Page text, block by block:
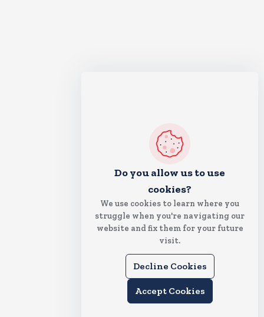
Do you allow us to use
cookies?
We use cookies to learn where you
struggle when you're navigating our
website and fix them for your future
visit.
Decline Cookies
Accept Cookies